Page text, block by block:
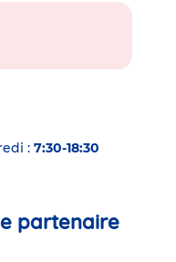
: 7:30-18:30
partenaire